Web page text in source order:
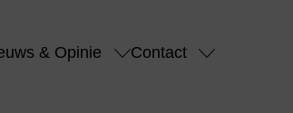
& Opinie Contact